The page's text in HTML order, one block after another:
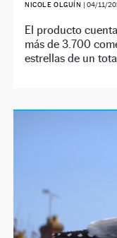
NICOLE OLGUÍN | 04/11/
El producto
más de 3.700
estrellas de un